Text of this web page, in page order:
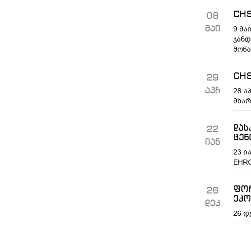
08
მაი
9
29
აპრ
28
22
იან
23
26
დეკ
26